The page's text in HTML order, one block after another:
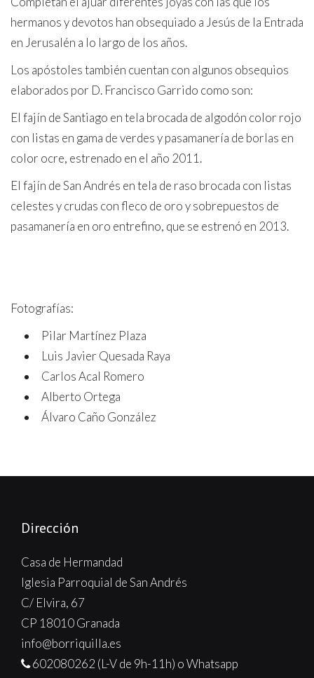
hermanos y devotos han obsequiado a Jesús de la Entrada
en Jerusalén a lo largo de los años.
Los apóstoles también cuentan con algunos obsequios
elaborados por D. Francisco Garrido como son:
El fajín de Santiago en tela brocada de algodón color rojo
con listas en gama de verdes y pasamanería de borlas en
color ocre, estrenado en el año 2011.
El fajín de San Andrés en tela de raso brocada con listas
celestes y crudas con fleco de oro y sobrepuestos de
pasamanería en oro entrefino, que se estrenó en 2013.
Fotografías:
Pilar Martínez Plaza
Luis Javier Quesada Raya
Carlos Acal Romero
Alberto Ortega
Álvaro Caño González
Dirección
Casa de Hermandad
Iglesia Parroquial de San Andrés
C/ Elvira, 67
CP 18010 Granada
info@borriquilla.es
602080262 (L-V de 9h-11h) o Whatsapp